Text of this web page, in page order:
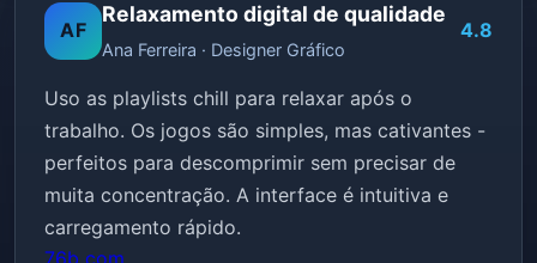
AF
Relaxamento digital de qualidade
Ana Ferreira · Designer Gráfico
4.8
Uso as playlists chill para relaxar após o
trabalho. Os jogos são simples, mas cativantes -
perfeitos para descomprimir sem precisar de
muita concentração. A interface é intuitiva e
carregamento rápido.
76b com